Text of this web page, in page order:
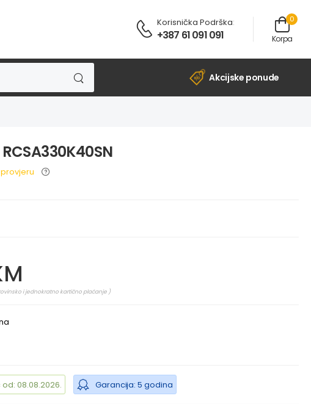
Korisnička Podrška:
+387 61 091 091
0
Korpa
Akcijske ponude
i jednokratno kartično plaćanje )
08.08.2026. Garancija: 5 godina